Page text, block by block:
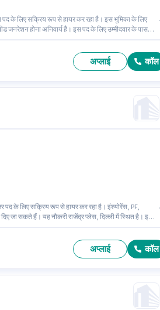
के लिए सक्रिय रूप से हायर कर रहा है। इस भूमिका के लिए
जनरेशन होना अनिवार्य है। इस पद के लिए उम्मीदवार के पास
अप्लाई कॉल
के लिए सक्रिय रूप से हायर कर रहा है। इंश्योरेंस, PF,
जा सकते हैं। यह नौकरी राजेंद्र प्लेस, दिल्ली में स्थित है। इस
अप्लाई कॉल